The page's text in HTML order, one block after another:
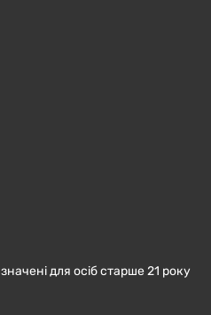
для осіб старше 21 року